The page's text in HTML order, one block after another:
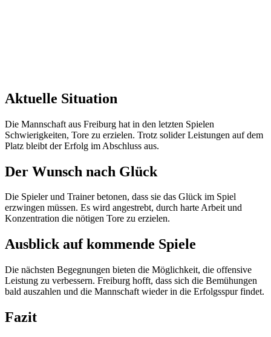
Aktuelle Situation
Die Mannschaft aus Freiburg hat in den letzten Spielen
Schwierigkeiten, Tore zu erzielen. Trotz solider Leistungen auf dem
Platz bleibt der Erfolg im Abschluss aus.
Der Wunsch nach Glück
Die Spieler und Trainer betonen, dass sie das Glück im Spiel
erzwingen müssen. Es wird angestrebt, durch harte Arbeit und
Konzentration die nötigen Tore zu erzielen.
Ausblick auf kommende Spiele
Die nächsten Begegnungen bieten die Möglichkeit, die offensive
Leistung zu verbessern. Freiburg hofft, dass sich die Bemühungen
bald auszahlen und die Mannschaft wieder in die Erfolgsspur findet.
Fazit